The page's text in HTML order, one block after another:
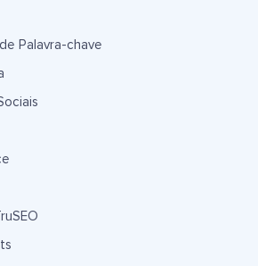
Palavra-chave